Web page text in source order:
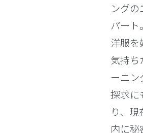
ングの
パート。
洋服を
気持ち
ーニン
探求に
り、現
内に秘